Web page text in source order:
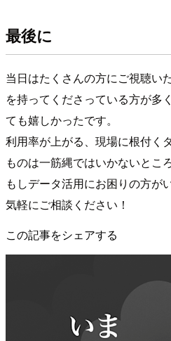
最後に
当日はたくさんの方にご視聴い
を持ってくださっている方が多
ても嬉しかったです。
利用率が上がる、現場に根付く
ものは一筋縄ではいかないとこ
もしデータ活用にお困りの方が
気軽にご相談ください！
この記事をシェアする